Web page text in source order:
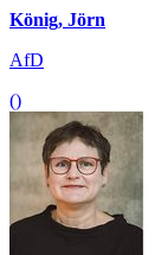
König, Jörn
AfD
()